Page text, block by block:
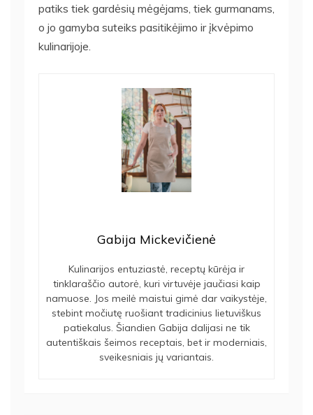
patiks tiek gardėsių mėgėjams, tiek gurmanams,
o jo gamyba suteiks pasitikėjimo ir įkvėpimo
kulinarijoje.
Gabija Mickevičienė
Kulinarijos entuziastė, receptų kūrėja ir
tinklaraščio autorė, kuri virtuvėje jaučiasi kaip
namuose. Jos meilė maistui gimė dar vaikystėje,
stebint močiutę ruošiant tradicinius lietuviškus
patiekalus. Šiandien Gabija dalijasi ne tik
autentiškais šeimos receptais, bet ir moderniais,
sveikesniais jų variantais.